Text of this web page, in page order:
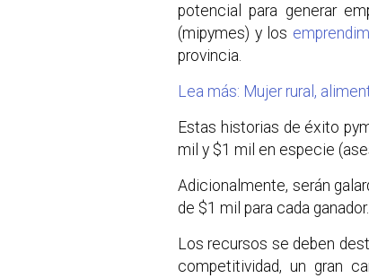
potencial para generar
(mipymes) y los
provincia.
Lea más: Mujer rural,
Estas historias de éxito
mil y $1 mil en especie
Adicionalmente, serán
de $1 mil para cada ganador.
Los recursos se deben
competitividad, un gran